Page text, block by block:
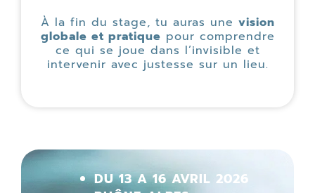
À la fin du stage, tu auras une vision
globale et pratique pour comprendre
ce qui se joue dans l’invisible et
intervenir avec justesse sur un lieu.
DU 13 A 16 AVRIL 2026